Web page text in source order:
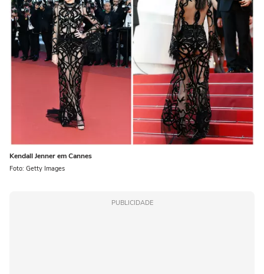
Kendall Jenner em Cannes
Foto: Getty Images
PUBLICIDADE